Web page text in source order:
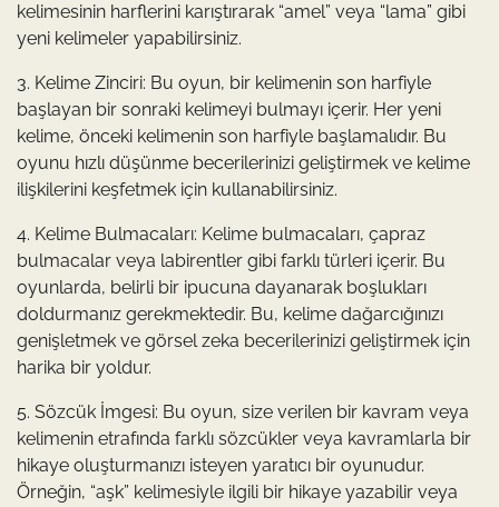
kelimesinin harflerini karıştırarak “amel” veya “lama” gibi
yeni kelimeler yapabilirsiniz.
3. Kelime Zinciri: Bu oyun, bir kelimenin son harfiyle
başlayan bir sonraki kelimeyi bulmayı içerir. Her yeni
kelime, önceki kelimenin son harfiyle başlamalıdır. Bu
oyunu hızlı düşünme becerilerinizi geliştirmek ve kelime
ilişkilerini keşfetmek için kullanabilirsiniz.
4. Kelime Bulmacaları: Kelime bulmacaları, çapraz
bulmacalar veya labirentler gibi farklı türleri içerir. Bu
oyunlarda, belirli bir ipucuna dayanarak boşlukları
doldurmanız gerekmektedir. Bu, kelime dağarcığınızı
genişletmek ve görsel zeka becerilerinizi geliştirmek için
harika bir yoldur.
5. Sözcük İmgesi: Bu oyun, size verilen bir kavram veya
kelimenin etrafında farklı sözcükler veya kavramlarla bir
hikaye oluşturmanızı isteyen yaratıcı bir oyunudur.
Örneğin, “aşk” kelimesiyle ilgili bir hikaye yazabilir veya